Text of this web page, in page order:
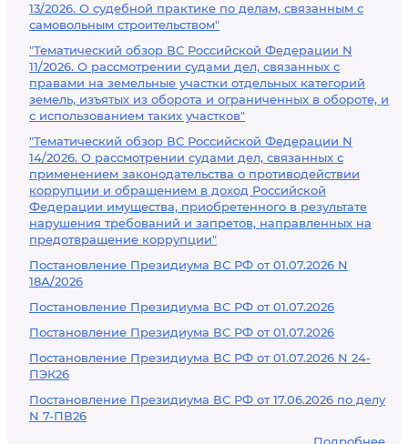
13/2026. О судебной практике по делам, связанным с
самовольным строительством"
"Тематический обзор ВС Российской Федерации N
11/2026. О рассмотрении судами дел, связанных с
правами на земельные участки отдельных категорий
земель, изъятых из оборота и ограниченных в обороте, и
с использованием таких участков"
"Тематический обзор ВС Российской Федерации N
14/2026. О рассмотрении судами дел, связанных с
применением законодательства о противодействии
коррупции и обращением в доход Российской
Федерации имущества, приобретенного в результате
нарушения требований и запретов, направленных на
предотвращение коррупции"
Постановление Президиума ВС РФ от 01.07.2026 N
18А/2026
Постановление Президиума ВС РФ от 01.07.2026
Постановление Президиума ВС РФ от 01.07.2026
Постановление Президиума ВС РФ от 01.07.2026 N 24-
ПЭК26
Постановление Президиума ВС РФ от 17.06.2026 по делу
N 7-ПВ26